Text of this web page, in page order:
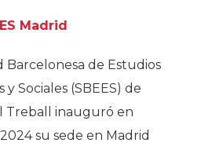
Madrid
Barcelonesa de Estudios
y Sociales (SBEES) de
Treball inauguró en
su sede en Madrid